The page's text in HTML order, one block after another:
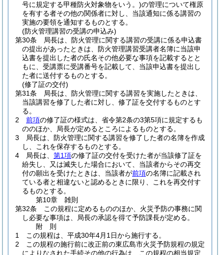
号に規定する甲種防火対象物をいう。)の管理について権原
を有する者その他の関係者に対し、当該通知に係る講習の
実施の要領を通知するものとする。
(防火管理講習の受講の申込み)
第30条
局長は、防火管理に関する講習の受講に係る申込書
の提出があったときは、防火管理講習受講者名簿に当該申
込書を提出した者の氏名その他必要な事項を記載するとと
もに、受講票に受講番号を記載して、当該申込書を提出し
た者に送付するものとする。
(修了証の交付)
第31条
局長は、防火管理に関する講習を実施したときは、
当該講習を修了した者に対し、修了証を交付するものとす
る。
2
前項の修了証の様式は、省令第2条の3第5項に規定するも
ののほか、局長が定めるところによるものとする。
3
局長は、防火管理に関する講習を修了した者の名簿を作成
し、これを保存するものとする。
4
局長は、 第1項の修了証の交付を受けた者が当該修了証を
紛失し、又は滅失した場合において、当該者からその再交
付の願出を受けたときは、当該者が前項の名簿に記載され
ている者と相違ないと認めるときに限り、これを再交付す
るものとする。
第10章
雑則
第32条
この規程に定めるもののほか、火災予防の事務に関
し必要な事項は、局長の承認を得て予防課長が定める。
附 則
1
この規程は、平成30年4月1日から施行する。
2
この規程の施行前に改正前の東広島市火災予防規程の規定
によりなされた手続その他の行為は、この規程の相当規定